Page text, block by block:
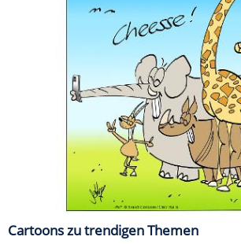
Cartoons zu trendigen Themen